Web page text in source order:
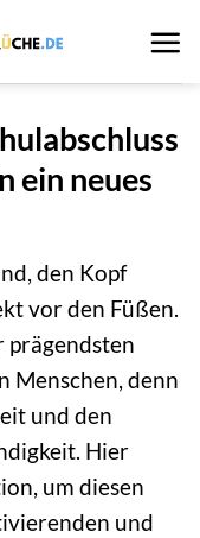
ein neues
den Kopf
vor den Füßen.
prägendsten
Menschen, denn
und den
Hier
um diesen
und